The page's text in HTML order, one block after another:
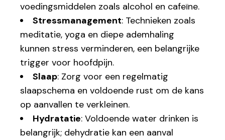
voedingsmiddelen zoals alcohol en cafeïne.
Stressmanagement: Technieken zoals
meditatie, yoga en diepe ademhaling
kunnen stress verminderen, een belangrijke
trigger voor hoofdpijn.
Slaap: Zorg voor een regelmatig
slaapschema en voldoende rust om de kans
op aanvallen te verkleinen.
Hydratatie: Voldoende water drinken is
belangrijk; dehydratie kan een aanval